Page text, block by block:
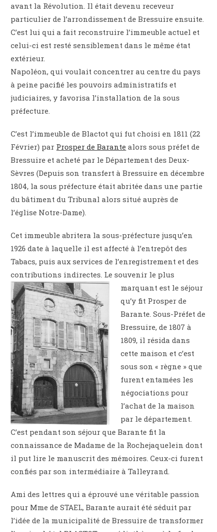
avant la Révolution. Il était devenu receveur
particulier de l’arrondissement de Bressuire ensuite.
C’est lui qui a fait reconstruire l’immeuble actuel et
celui-ci est resté sensiblement dans le même état
extérieur.
Napoléon, qui voulait concentrer au centre du pays
à peine pacifié les pouvoirs administratifs et
judiciaires, y favorisa l’installation de la sous
préfecture.
C’est l’immeuble de Blactot qui fut choisi en 1811 (22
Février) par Prosper de Barante alors sous préfet de
Bressuire et acheté par le Département des Deux-
Sèvres (Depuis son transfert à Bressuire en décembre
1804, la sous préfecture était abritée dans une partie
du bâtiment du Tribunal alors situé auprès de
l’église Notre-Dame).
Cet immeuble abritera la sous-préfecture jusqu’en
1926 date à laquelle il est affecté à l’entrepôt des
Tabacs, puis aux services de l’enregistrement et des
contributions indirectes. Le souvenir le plus
marquant est le séjour
qu’y fit Prosper de
Barante. Sous-Préfet de
Bressuire, de 1807 à
1809, il résida dans
cette maison et c’est
sous son « règne » que
furent entamées les
négociations pour
l’achat de la maison
par le département.
C’est pendant son séjour que Barante fit la
connaissance de Madame de la Rochejaquelein dont
il put lire le manuscrit des mémoires. Ceux-ci furent
confiés par son intermédiaire à Talleyrand.
Ami des lettres qui a éprouvé une véritable passion
pour Mme de STAEL, Barante aurait été séduit par
l’idée de la municipalité de Bressuire de transformer